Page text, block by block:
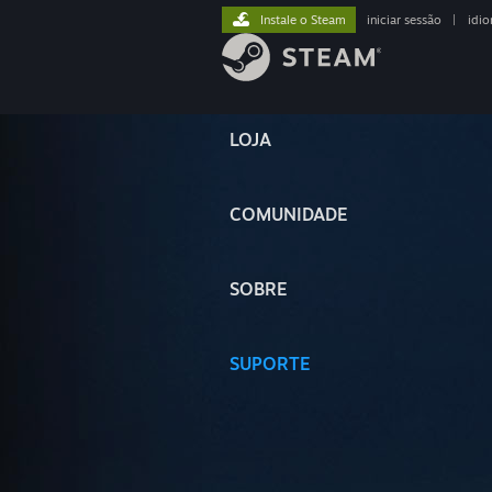
LOJA
COMUNIDADE
SOBRE
SUPORTE
Instale o Steam iniciar sessão